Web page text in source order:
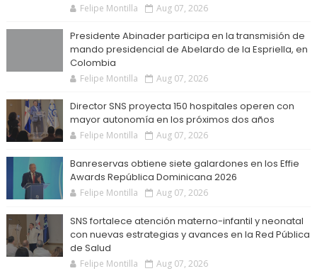
Felipe Montilla Aug 07, 2026
Presidente Abinader participa en la transmisión de
mando presidencial de Abelardo de la Espriella, en
Colombia
Felipe Montilla Aug 07, 2026
Director SNS proyecta 150 hospitales operen con
mayor autonomía en los próximos dos años
Felipe Montilla Aug 07, 2026
Banreservas obtiene siete galardones en los Effie
Awards República Dominicana 2026
Felipe Montilla Aug 07, 2026
SNS fortalece atención materno-infantil y neonatal
con nuevas estrategias y avances en la Red Pública
de Salud
Felipe Montilla Aug 07, 2026